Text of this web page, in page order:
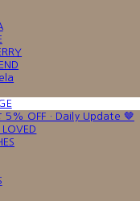
5% OFF · Daily Update 🤎